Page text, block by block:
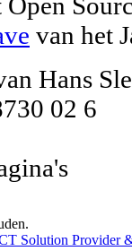
van het
Hans
02 6
Solution Provider